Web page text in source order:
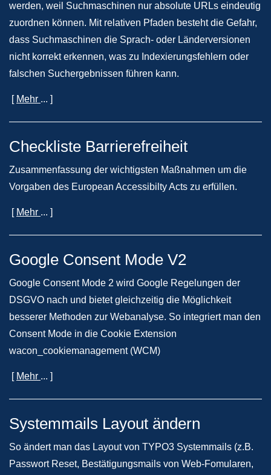
werden, weil Suchmaschinen nur absolute URLs eindeutig
zuordnen können. Mit relativen Pfaden besteht die Gefahr,
dass Suchmaschinen die Sprach- oder Länderversionen
nicht korrekt erkennen, was zu Indexierungsfehlern oder
falschen Suchergebnissen führen kann.
[ Mehr ... ]
Checkliste Barrierefreiheit
Zusammenfassung der wichtigsten Maßnahmen um die
Vorgaben des European Accessibilty Acts zu erfüllen.
[ Mehr ... ]
Google Consent Mode V2
Google Consent Mode 2 wird Google Regelungen der
DSGVO nach und bietet gleichzeitig die Möglichkeit
besserer Methoden zur Webanalyse. So integriert man den
Consent Mode in die Cookie Extension
wacon_cookiemanagement (WCM)
[ Mehr ... ]
Systemmails Layout ändern
So ändert man das Layout von TYPO3 Systemmails (z.B.
Passwort Reset, Bestätigungsmails von Web-Fomularen,